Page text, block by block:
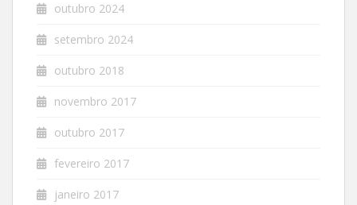
outubro 2024
setembro 2024
outubro 2018
novembro 2017
outubro 2017
fevereiro 2017
janeiro 2017